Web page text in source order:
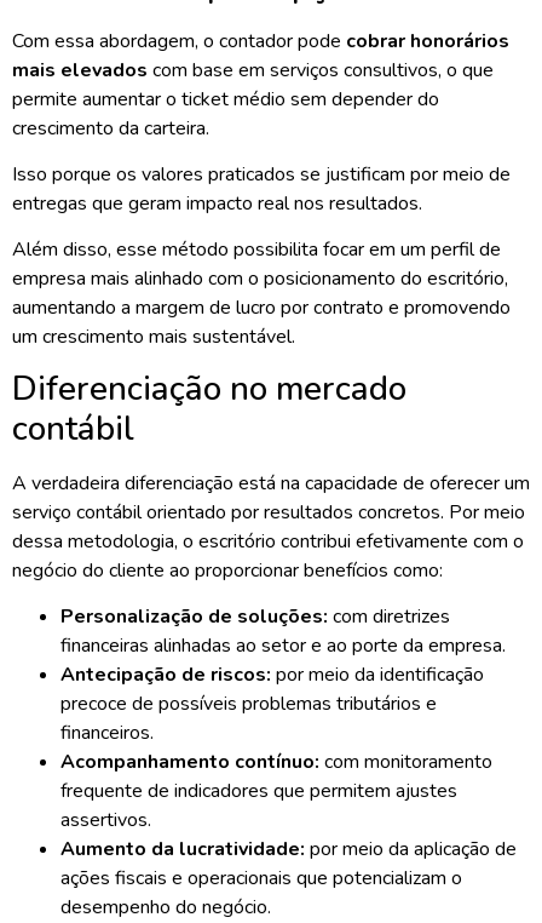
Com essa abordagem, o contador pode cobrar honorários
mais elevados com base em serviços consultivos, o que
permite aumentar o ticket médio sem depender do
crescimento da carteira.
Isso porque os valores praticados se justificam por meio de
entregas que geram impacto real nos resultados.
Além disso, esse método possibilita focar em um perfil de
empresa mais alinhado com o posicionamento do escritório,
aumentando a margem de lucro por contrato e promovendo
um crescimento mais sustentável.
Diferenciação no mercado
contábil
A verdadeira diferenciação está na capacidade de oferecer um
serviço contábil orientado por resultados concretos. Por meio
dessa metodologia, o escritório contribui efetivamente com o
negócio do cliente ao proporcionar benefícios como:
Personalização de soluções: com diretrizes
financeiras alinhadas ao setor e ao porte da empresa.
Antecipação de riscos: por meio da identificação
precoce de possíveis problemas tributários e
financeiros.
Acompanhamento contínuo: com monitoramento
frequente de indicadores que permitem ajustes
assertivos.
Aumento da lucratividade: por meio da aplicação de
ações fiscais e operacionais que potencializam o
desempenho do negócio.